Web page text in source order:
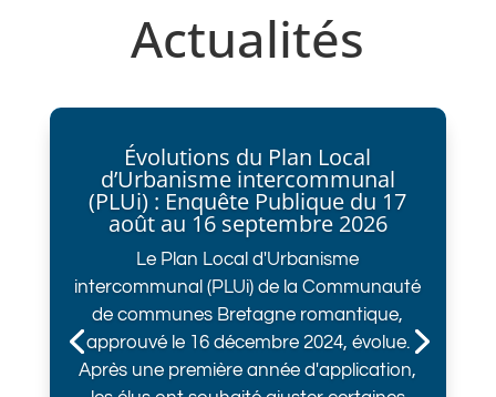
Actualités
Évolutions du Plan Local
d’Urbanisme intercommunal
(PLUi) : Enquête Publique du 17
août au 16 septembre 2026
Le Plan Local d'Urbanisme
intercommunal (PLUi) de la Communauté
de communes Bretagne romantique,
approuvé le 16 décembre 2024, évolue.
Après une première année d'application,